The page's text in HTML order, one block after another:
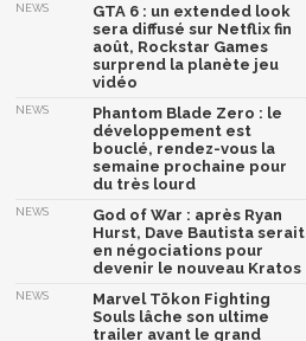
NEWS
GTA 6 : un extended look
sera diffusé sur Netflix fin
août, Rockstar Games
surprend la planète jeu
vidéo
NEWS
Phantom Blade Zero : le
développement est
bouclé, rendez-vous la
semaine prochaine pour
du très lourd
NEWS
God of War : après Ryan
Hurst, Dave Bautista serait
en négociations pour
devenir le nouveau Kratos
NEWS
Marvel Tōkon Fighting
Souls lâche son ultime
trailer avant le grand